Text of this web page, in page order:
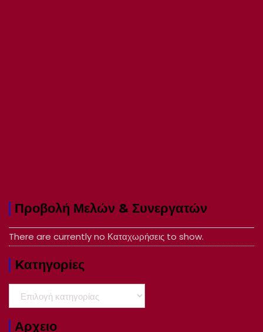
Προβολή Μελών & Συνεργατών
There are currently no Καταχωρήσεις to show.
Kατηγορίες
Kατηγορίες
Αρχειο